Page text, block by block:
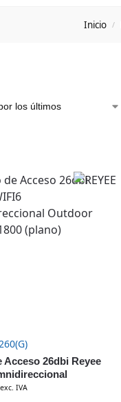
Inicio /
Acceso 26dbi Reyee
AX1800 (plano)
exc. IVA